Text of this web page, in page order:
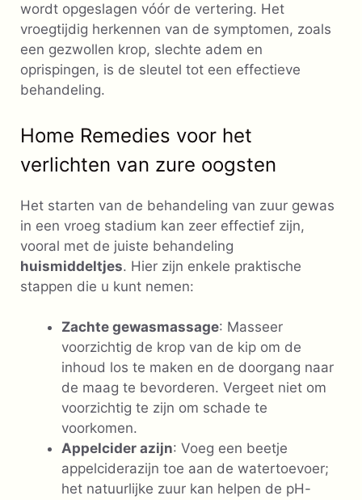
wordt opgeslagen vóór de vertering. Het
vroegtijdig herkennen van de symptomen, zoals
een gezwollen krop, slechte adem en
oprispingen, is de sleutel tot een effectieve
behandeling.
Home Remedies voor het
verlichten van zure oogsten
Het starten van de behandeling van zuur gewas
in een vroeg stadium kan zeer effectief zijn,
vooral met de juiste behandeling
huismiddeltjes. Hier zijn enkele praktische
stappen die u kunt nemen:
Zachte gewasmassage: Masseer
voorzichtig de krop van de kip om de
inhoud los te maken en de doorgang naar
de maag te bevorderen. Vergeet niet om
voorzichtig te zijn om schade te
voorkomen.
Appelcider azijn: Voeg een beetje
appelciderazijn toe aan de watertoevoer;
het natuurlijke zuur kan helpen de pH-